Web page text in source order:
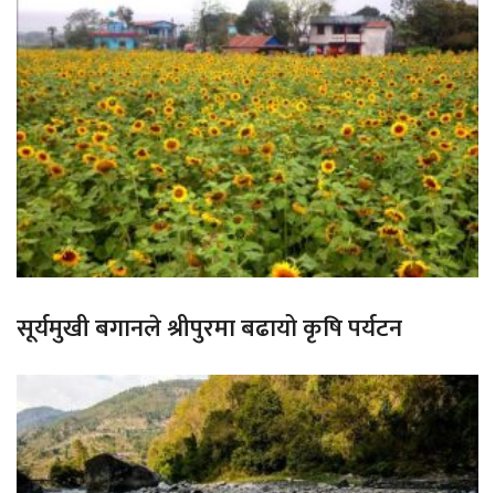
सूर्यमुखी बगानले श्रीपुरमा बढायो कृषि पर्यटन